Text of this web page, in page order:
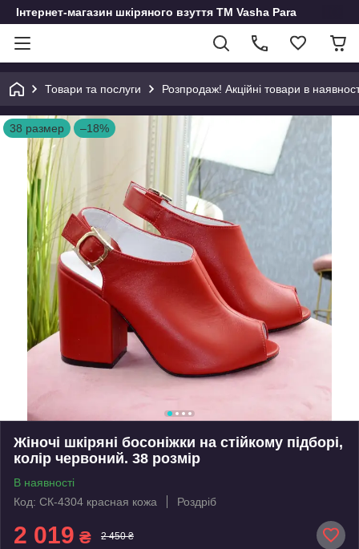
Інтернет-магазин шкіряного взуття ТМ Vasha Para
Товари та послуги Розпродаж! Акційні товари в
38 размер –18%
Жіночі шкіряні босоніжки на стійкому підборі,
колір червоний. 38 розмір
В наявності
Код: СК-4304 красная кожа
Роздріб
2 019 ₴ 2 450 ₴